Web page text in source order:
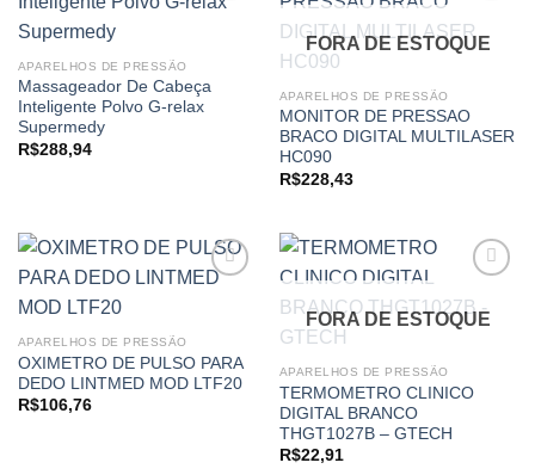
APARELHOS DE PRESSÃO
Massageador De Cabeça
Inteligente Polvo G-relax
Supermedy
R$288,94
FORA DE ESTOQUE
APARELHOS DE PRESSÃO
MONITOR DE PRESSAO
BRACO DIGITAL MULTILASER
HC090
R$228,43
APARELHOS DE PRESSÃO
OXIMETRO DE PULSO PARA
DEDO LINTMED MOD LTF20
R$106,76
FORA DE ESTOQUE
APARELHOS DE PRESSÃO
TERMOMETRO CLINICO
DIGITAL BRANCO
THGT1027B – GTECH
R$22,91